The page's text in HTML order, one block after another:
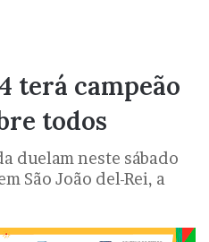
terá campeão
todos
duelam neste sábado
São João del-Rei, a